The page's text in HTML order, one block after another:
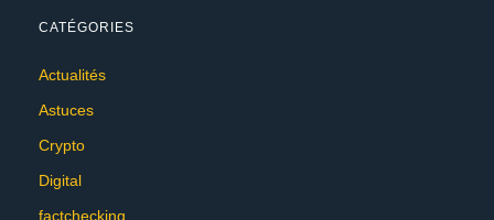
CATÉGORIES
Actualités
Astuces
Crypto
Digital
factchecking